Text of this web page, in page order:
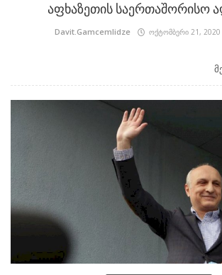
აფხაზეთის საერთაშორისო
Davit.Gamcemlidze ოქტომბერი 21, 2020